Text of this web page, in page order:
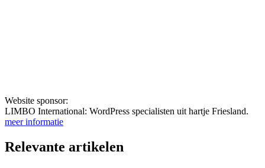
Website sponsor:
LIMBO International: WordPress specialisten uit hartje Friesland.
meer informatie
Relevante artikelen